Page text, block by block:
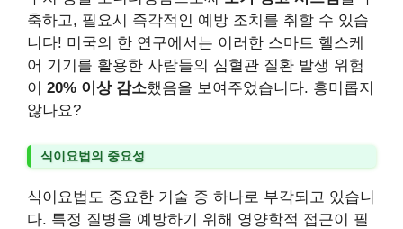
축하고, 필요시 즉각적인 예방 조치를 취할 수 있습
니다! 미국의 한 연구에서는 이러한 스마트 헬스케
어 기기를 활용한 사람들의 심혈관 질환 발생 위험
이 20% 이상 감소했음을 보여주었습니다. 흥미롭지
않나요?
식이요법의 중요성
식이요법도 중요한 기술 중 하나로 부각되고 있습니
다. 특정 질병을 예방하기 위해 영양학적 접근이 필